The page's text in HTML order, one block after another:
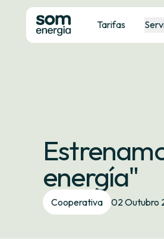
Tarifas
energía"
Cooperativa 02 Outubro